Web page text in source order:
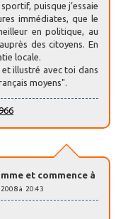
puisque j’essaie
immédiates, que le
en politique, au
des citoyens. En
locale.
et illustré avec toi dans
moyens".
et commence à
à 20:43